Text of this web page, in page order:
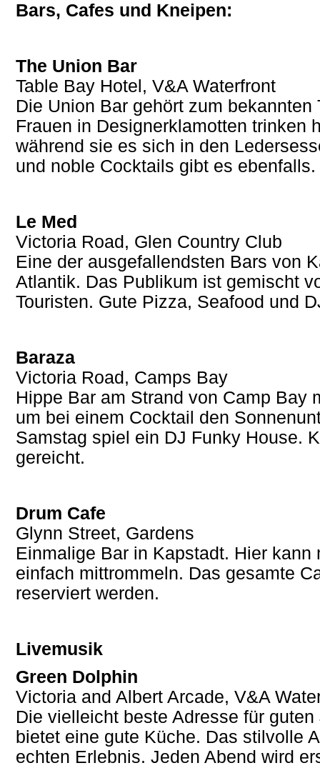
Bars, Cafes und Kneipen:
The Union Bar
Table Bay Hotel, V&A Waterfront
Die Union Bar gehört zum
Frauen in Designerklamotten trinken
während sie es sich in den
und noble Cocktails gibt es ebenfalls.
Le Med
Victoria Road, Glen Country Club
Eine der ausgefallendsten Bars von
Atlantik. Das Publikum ist gemischt
Touristen. Gute Pizza, Seafood und
Baraza
Victoria Road, Camps Bay
Hippe Bar am Strand von Camp Bay
um bei einem Cocktail den
Samstag spiel ein DJ Funky House.
gereicht.
Drum Cafe
Glynn Street, Gardens
Einmalige Bar in Kapstadt. Hier
einfach mittrommeln. Das gesamte
reserviert werden.
Livemusik
Green Dolphin
Victoria and Albert Arcade, V&A
Die vielleicht beste Adresse für
bietet eine gute Küche. Das stilvolle
echten Erlebnis. Jeden Abend wird